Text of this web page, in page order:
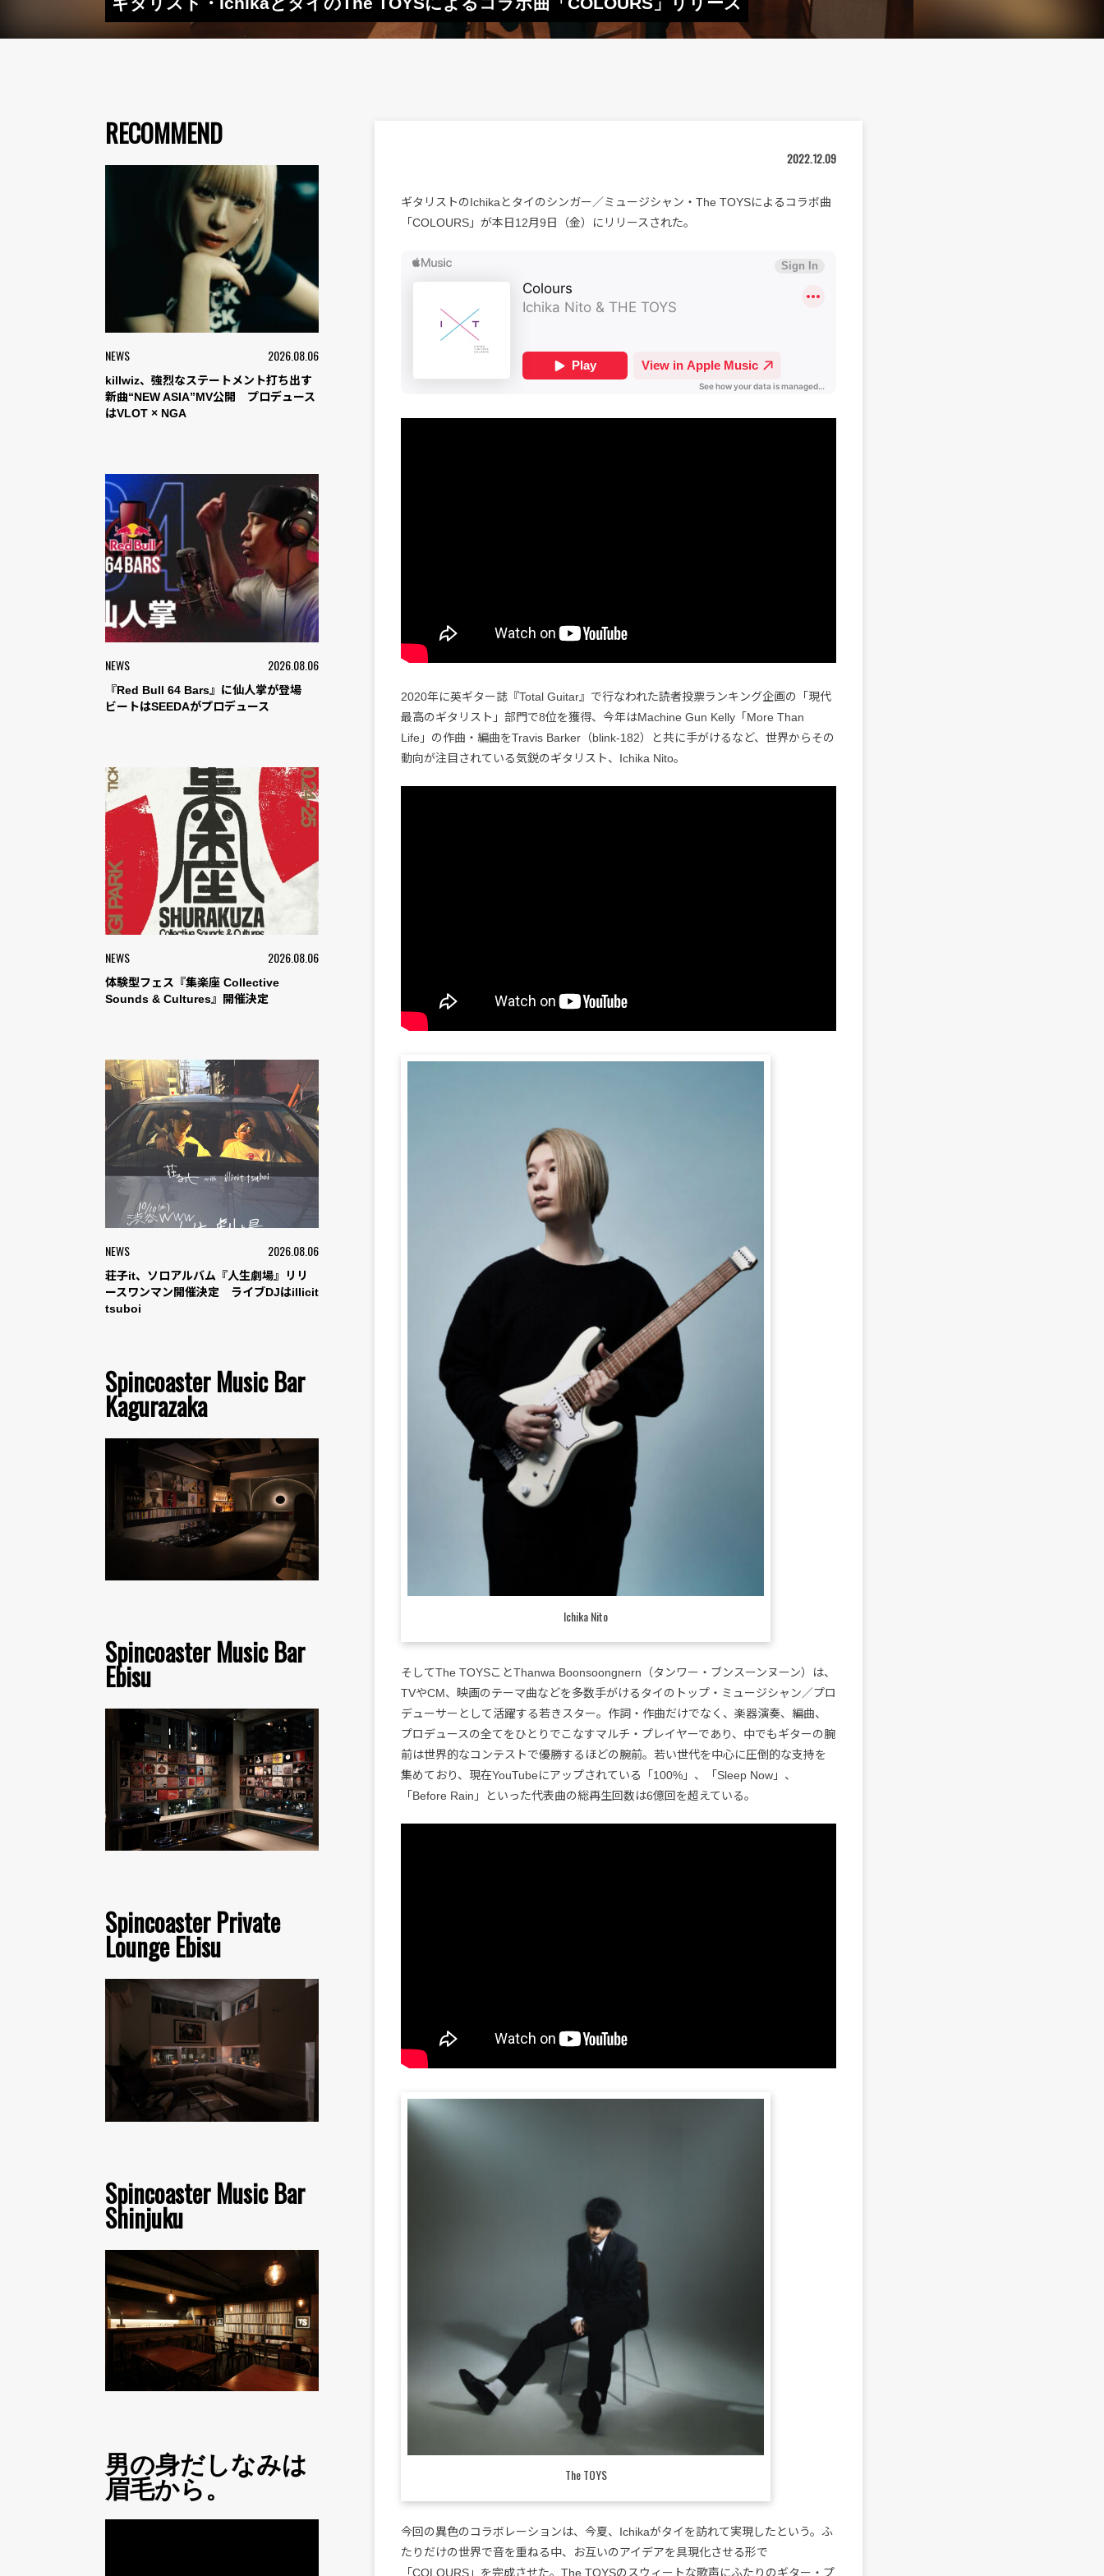
RECOMMEND
NEWS 2026.08.06
killwiz、強烈なステートメント打ち出す
新曲“NEW ASIA”MV公開 プロデュース
はVLOT × NGA
NEWS 2026.08.06
『Red Bull 64 Bars』に仙人掌が登場
ビートはSEEDAがプロデュース
NEWS 2026.08.06
体験型フェス『集楽座 Collective
Sounds & Cultures』開催決定
NEWS 2026.08.06
荘子it、ソロアルバム『人生劇場』リリ
ースワンマン開催決定 ライブDJはillicit
tsuboi
Spincoaster Music Bar
Kagurazaka
Spincoaster Music Bar
Ebisu
Spincoaster Private
Lounge Ebisu
Spincoaster Music Bar
Shinjuku
男の身だしなみは
眉毛から。
2022.12.09
ギタリストのIchikaとタイのシンガー／ミュージシャン・The TOYSによるコラボ曲
「COLOURS」が本日12月9日（金）にリリースされた。
2020年に英ギター誌『Total Guitar』で行なわれた読者投票ランキング企画の「現代
最高のギタリスト」部門で8位を獲得、今年はMachine Gun Kelly「More Than
Life」の作曲・編曲をTravis Barker（blink-182）と共に手がけるなど、世界からその
動向が注目されている気鋭のギタリスト、Ichika Nito。
Ichika Nito
そしてThe TOYSことThanwa Boonsoongnern（タンワー・ブンスーンヌーン）は、
TVやCM、映画のテーマ曲などを多数手がけるタイのトップ・ミュージシャン／プロ
デューサーとして活躍する若きスター。作詞・作曲だけでなく、楽器演奏、編曲、
プロデュースの全てをひとりでこなすマルチ・プレイヤーであり、中でもギターの腕
前は世界的なコンテストで優勝するほどの腕前。若い世代を中心に圧倒的な支持を
集めており、現在YouTubeにアップされている「100%」、「Sleep Now」、
「Before Rain」といった代表曲の総再生回数は6億回を超えている。
The TOYS
今回の異色のコラボレーションは、今夏、Ichikaがタイを訪れて実現したという。ふ
たりだけの世界で音を重ねる中、お互いのアイデアを具現化させる形で
「COLOURS」を完成させた。The TOYSのスウィートな歌声にふたりのギター・プ